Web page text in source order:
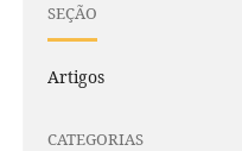
SEÇÃO
Artigos
CATEGORIAS